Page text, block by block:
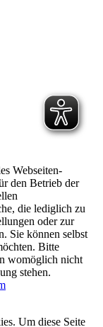
Webseiten-
den Betrieb der
die lediglich zu
oder zur
Sie können selbst
Bitte
womöglich nicht
stehen.
Um diese Seite